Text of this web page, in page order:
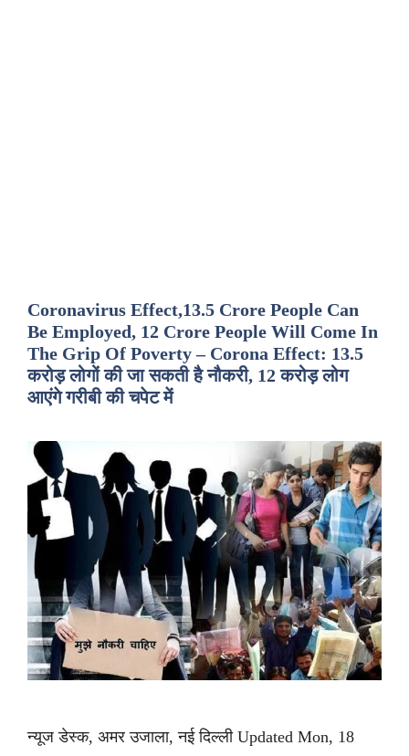
Coronavirus Effect,13.5 Crore People Can
Be Employed, 12 Crore People Will Come In
The Grip Of Poverty – Corona Effect: 13.5
करोड़ लोगों की जा सकती है नौकरी, 12 करोड़ लोग
आएंगे गरीबी की चपेट में
न्यूज डेस्क, अमर उजाला, नई दिल्ली Updated Mon, 18